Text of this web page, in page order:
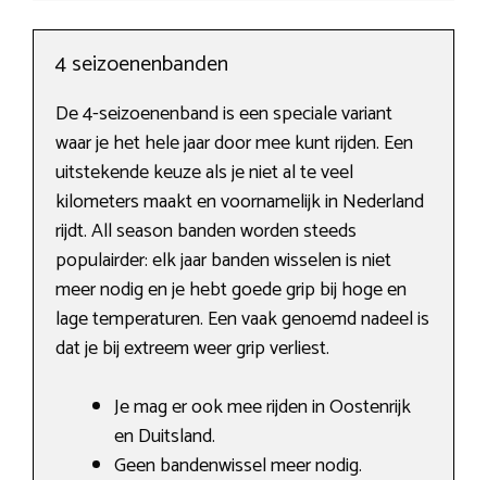
4 seizoenenbanden
De 4-seizoenenband is een speciale variant
waar je het hele jaar door mee kunt rijden. Een
uitstekende keuze als je niet al te veel
kilometers maakt en voornamelijk in Nederland
rijdt. All season banden worden steeds
populairder: elk jaar banden wisselen is niet
meer nodig en je hebt goede grip bij hoge en
lage temperaturen. Een vaak genoemd nadeel is
dat je bij extreem weer grip verliest.
Je mag er ook mee rijden in Oostenrijk
en Duitsland.
Geen bandenwissel meer nodig.